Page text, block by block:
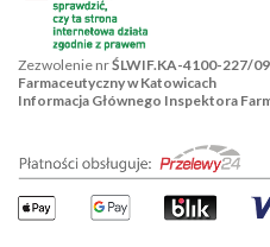
Zezwolenie nrŚLWIF.KA-4100-227/
Farmaceutyczny w Katowicach
Informacja Głównego Inspektora